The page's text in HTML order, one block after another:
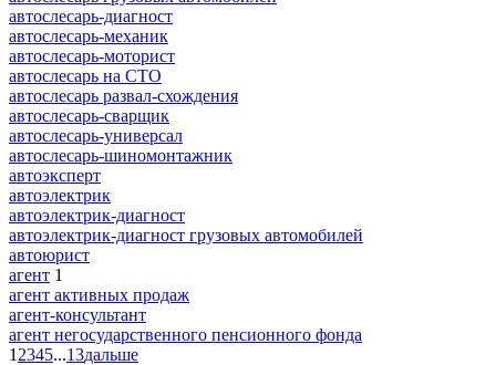
автослесарь-диагност
автослесарь-механик
автослесарь-моторист
автослесарь на СТО
автослесарь развал-схождения
автослесарь-сварщик
автослесарь-универсал
автослесарь-шиномонтажник
автоэксперт
автоэлектрик
автоэлектрик-диагност
автоэлектрик-диагност грузовых автомобилей
автоюрист
агент 1
агент активных продаж
агент-консультант
агент негосударственного пенсионного фонда
1 2345...13дальше